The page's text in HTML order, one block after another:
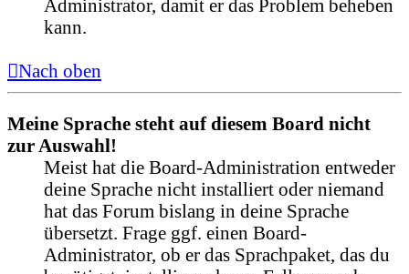
Administrator, damit er das Problem beheben
kann.
Nach oben
Meine Sprache steht auf diesem Board nicht
zur Auswahl!
Meist hat die Board-Administration entweder
deine Sprache nicht installiert oder niemand
hat das Forum bislang in deine Sprache
übersetzt. Frage ggf. einen Board-
Administrator, ob er das Sprachpaket, das du